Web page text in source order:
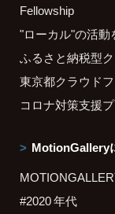
Fellowship
"ローカル"の活動
ふるさと納税型
東京都クラウド
コロナ対策支援
MotionGallery
#2020 年代